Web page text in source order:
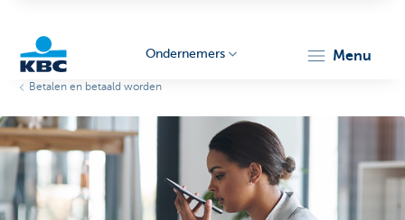
Ondernemers menu
Betalen en betaald worden